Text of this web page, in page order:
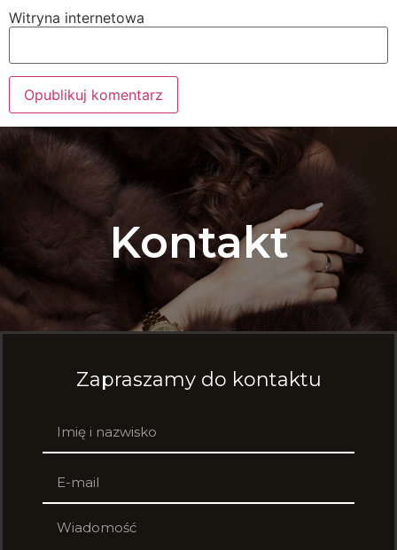
Witryna internetowa
Alternative:
Kontakt
Zapraszamy do kontaktu